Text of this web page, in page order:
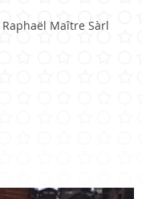
Raphaël Maître Sàrl